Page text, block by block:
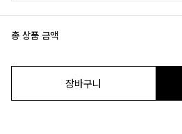
총 상품 금액
장바구니